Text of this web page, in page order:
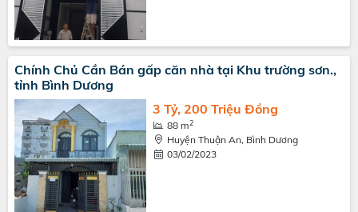
Chính Chủ Cần Bán gấp căn nhà tại Khu trường sơn.,
tỉnh Bình Dương
3 Tỷ, 200 Triệu Đồng
88 m2
Huyện Thuận An, Bình Dương
03/02/2023